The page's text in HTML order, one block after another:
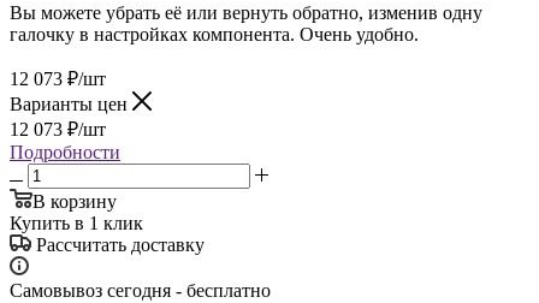
Вы можете убрать её или вернуть обратно, изменив одну
галочку в настройках компонента. Очень удобно.
12 073 ₽/шт
Варианты цен
12 073 ₽/шт
Подробности
В корзину
Купить в 1 клик
Рассчитать доставку
Самовывоз сегодня - бесплатно